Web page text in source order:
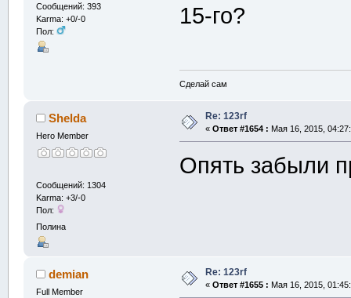
Сообщений: 393
Karma: +0/-0
Пол:
15-го?
Сделай сам
Shelda
Hero Member
Сообщений: 1304
Karma: +3/-0
Пол:
Полина
Re: 123rf
« Ответ #1654 : Мая 16, 2015,
Опять забыли
demian
Full Member
Re: 123rf
« Ответ #1655 : Мая 16, 2015,